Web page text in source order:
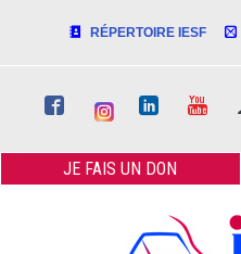
RÉPERTOIRE IESF
JE FAISUN DON